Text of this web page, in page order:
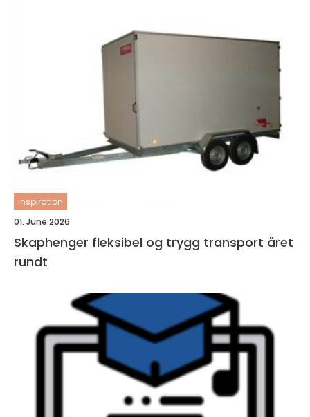
inspiration
01. June 2026
Skaphenger fleksibel og trygg transport året
rundt